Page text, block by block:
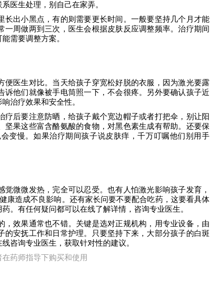
医生处理，别自己在家弄。
出小黑点，有的则需要更长时间。一般要坚持几个月才能
周做两到三次，医生会根据皮肤反应调整频率。治疗期间
需要调整方案。
医生对比。当天给孩子穿宽松好脱的衣服，因为激光要露
他们就像被手电筒照一下，不会很疼。另外要确认孩子近
治疗效果和安全性。
后要注意防晒，给孩子戴个宽边帽子或者打把伞，别让阳
果这些富含酪氨酸的食物，对黑色素生成有帮助。还要保
变慢。如果治疗期间孩子说皮肤痒，千万叮嘱他们别用手
微微发热，完全可以忍受。也有人怕激光影响孩子发育，
康造成不良影响。还有家长问要不要配合吃药，这要看具体
。有任何疑问都可以在线了解详情，咨询专业医生。
效果通常也不错。关键是选对正规机构，用专业设备，由
安抚工作和日常护理。只要坚持下来，大部分孩子的白斑
咨询专业医生，获取针对性的建议。
药师指导下购买和使用